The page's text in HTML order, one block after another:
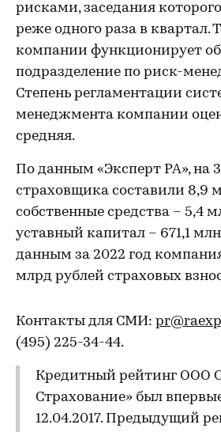
рисками, заседания
реже одного раза в квартал.
компании функционирует
подразделение по риск-
Степень регламентации
менеджмента компании
средняя.
По данным «Эксперт РА», на
страховщика составили 8,9
собственные средства – 5,4
уставный капитал – 671,1
данным за 2022 год
млрд рублей страховых
Контакты для СМИ:
(495) 225-34-44.
Кредитный рейтинг ООО
Страхование» был
12.04.2017. Предыдущий